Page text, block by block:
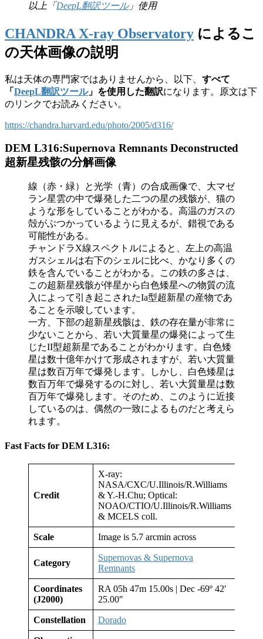
以上「 DeepL翻訳ツール」使用
CHANDRA X-ray Observatory によるこ
の天体画像の説明
私は天体の専門家ではありませんから、以下、 すべて
「 DeepL翻訳ツール」を使用した翻訳になります。原文は下
のリンクでお読みください。
https://chandra.harvard.edu/photo/2005/d316/
DEM L316:Supernova Remnants Deconstructed
超新星残骸の分解画像
線（赤・緑）と光学（青）の合成画像で、大マゼ
ラン星雲の中で爆発した二つの星の残骸が、猫の
ような形をしていることがわかる。高温のガスの
殻がぶつかっているように見えるが、錯視である
可能性がある。
チャンドラX線スペクトルによると、左上の高温
ガスシェルは右下のシェルに比べ、かなり多くの
鉄を含んでいることがわかる。この鉄の多さは、
この超新星残骸が伴星から白色矮星への物質の流
入によって引き起こされたIa型超新星の産物であ
ることを示唆しています。
一方、下部の超新星残骸は、鉄の存在量が非常に
少ないことから、若い大質量星の爆発によって生
じたII型超新星であることがわかります。白色矮
星は数十億年かけて形成されますが、若い大質量
星は数百万年で爆発します。しかし、白色矮星は
数百万年で爆発するのに対し、若い大質量星は数
百万年で爆発します。そのため、このように近接
しているのは、偶然の一致によるものだと考えら
れます。
Fast Facts for DEM L316:
Credit
X-ray:
NASA/CXC/U.Illinois/R.Williams
& Y.-H.Chu; Optical:
NOAO/CTIO/U.Illinois/R.Williams
& MCELS coll.
Scale Image is 5.7 arcmin across
Category
Supernovas & Supernova
Remnants
Coordinates
(J2000)
RA 05h 47m 15.00s | Dec -69º 42′
25.00″
Constellation Dorado